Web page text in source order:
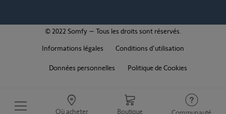
Où acheter Boutique Communauté
© 2022 Somfy – Tous les droits sont réservés.
Informations légales
Conditions d'utilisation
Données personnelles Politique de Cookies